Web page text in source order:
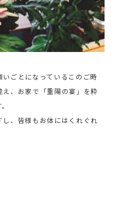
いごとになっているこのご時
、お家で「重陽の宴」を粋
、皆様もお体にはくれぐれ